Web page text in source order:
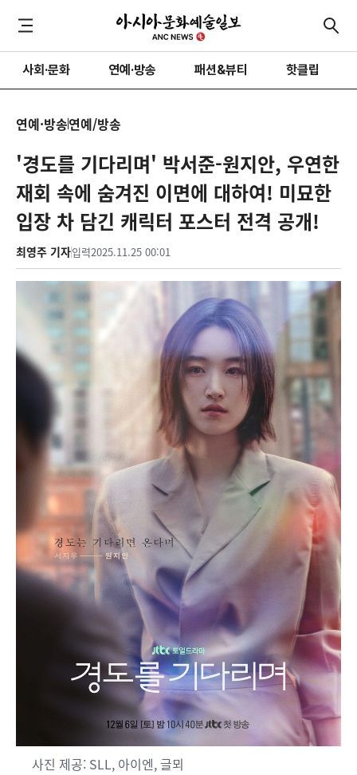
사회·문화 연예·방송 패션&뷰티 핫클립
연예·방송연예/방송
'경도를 기다리며' 박서준-원지안, 우연한
재회 속에 숨겨진 이면에 대하여! 미묘한
입장 차 담긴 캐릭터 포스터 전격 공개!
최영주 기자입력2025.11.25 00:01
사진 제공: SLL, 아이엔, 글뫼